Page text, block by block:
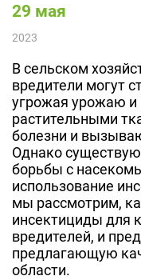
29 мая
2023
В сельском
вредители могут
угрожая урожаю и
растительными
болезни и
Однако
борьбы с
использование
мы рассмотрим,
инсектициды для
вредителей, и
предлагающую
области.